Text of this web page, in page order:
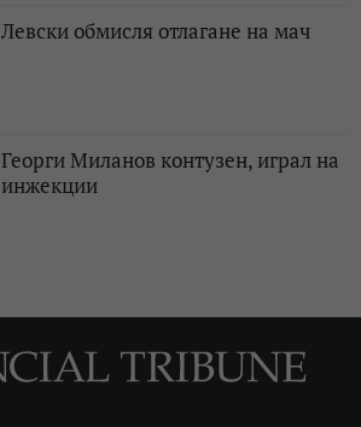
Левски обмисля отлагане на мач
Георги Миланов контузен, играл на
инжекции